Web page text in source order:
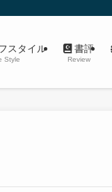
スタイル
Style
書評
Review